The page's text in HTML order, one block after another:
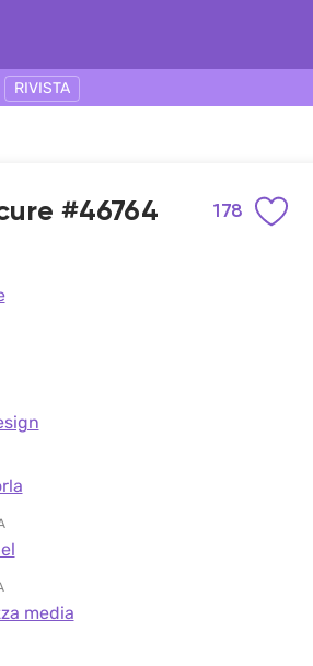
RIVISTA
#46764 178
media